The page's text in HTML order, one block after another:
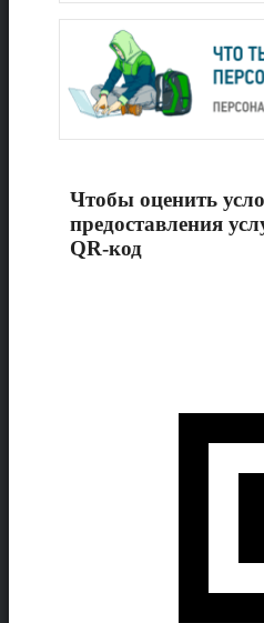
Чтобы оценить
предоставления
QR-код